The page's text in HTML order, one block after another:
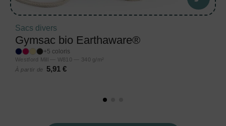
Sacs divers
Gymsac bio Earthaware®
+5 coloris
Westford Mill — W810 — 340 g/m²
À partir de
5,91 €